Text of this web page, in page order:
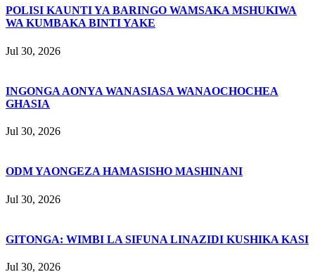
POLISI KAUNTI YA BARINGO WAMSAKA MSHUKIWA
WA KUMBAKA BINTI YAKE
Jul 30, 2026
INGONGA AONYA WANASIASA WANAOCHOCHEA
GHASIA
Jul 30, 2026
ODM YAONGEZA HAMASISHO MASHINANI
Jul 30, 2026
GITONGA: WIMBI LA SIFUNA LINAZIDI KUSHIKA KASI
Jul 30, 2026